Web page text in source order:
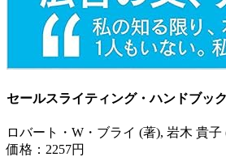
セールスライティング・ハンドブッ
ロバート・W・ブライ (著), 岩木 貴子
価格：2257円